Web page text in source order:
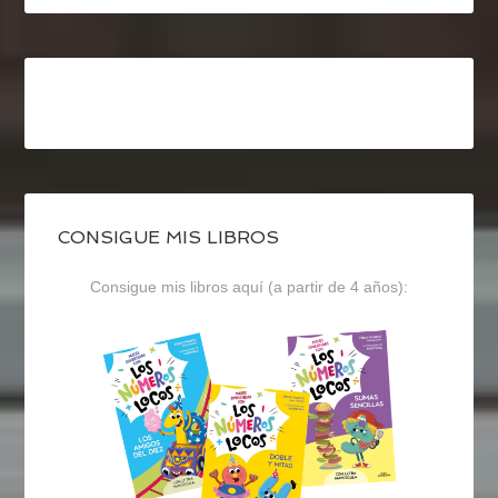
CONSIGUE MIS LIBROS
Consigue mis libros aquí (a partir de 4 años):